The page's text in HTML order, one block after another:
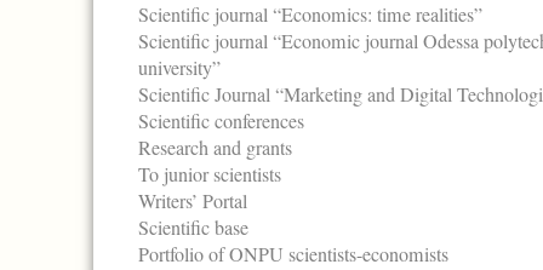
Scientific journal “Economics: time realities”
Scientific journal “Economic journal Odessa
university”
Scientific Journal “Marketing and Digital
Scientific conferences
Research and grants
To junior scientists
Writers’ Portal
Scientific base
Portfolio of ONPU scientists-economists